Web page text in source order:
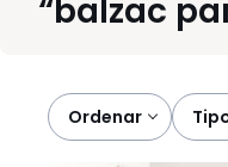
balzac
Ordenar